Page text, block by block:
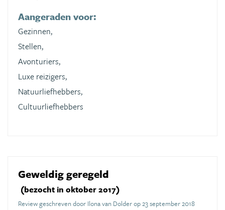
Aangeraden voor:
Gezinnen,
Stellen,
Avonturiers,
Luxe reizigers,
Natuurliefhebbers,
Cultuurliefhebbers
Geweldig geregeld
(bezocht in oktober 2017)
Review geschreven door Ilona van Dolder op 23 september 2018